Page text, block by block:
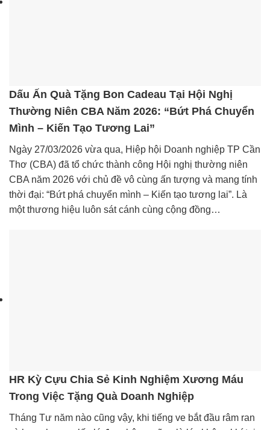
Dấu Ấn Quà Tặng Bon Cadeau Tại Hội Nghị
Thường Niên CBA Năm 2026: “Bứt Phá Chuyển
Mình – Kiến Tạo Tương Lai”
Ngày 27/03/2026 vừa qua, Hiệp hội Doanh nghiệp TP Cần
Thơ (CBA) đã tổ chức thành công Hội nghị thường niên
CBA năm 2026 với chủ đề vô cùng ấn tượng và mang tính
thời đại: “Bứt phá chuyển mình – Kiến tạo tương lai”. Là
một thương hiệu luôn sát cánh cùng cộng đồng…
HR Kỳ Cựu Chia Sẻ Kinh Nghiệm Xương Máu
Trong Việc Tặng Quà Doanh Nghiệp
Tháng Tư năm nào cũng vậy, khi tiếng ve bắt đầu râm ran